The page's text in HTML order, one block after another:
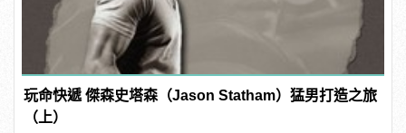
玩命快遞 傑森史塔森（Jason Statham）猛男打造之旅
（上）